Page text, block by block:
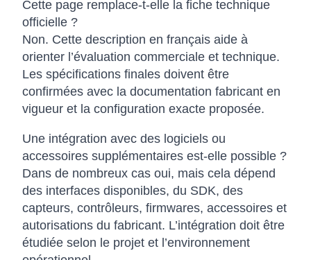
Cette page remplace-t-elle la fiche technique
officielle ?
Non. Cette description en français aide à
orienter l’évaluation commerciale et technique.
Les spécifications finales doivent être
confirmées avec la documentation fabricant en
vigueur et la configuration exacte proposée.
Une intégration avec des logiciels ou
accessoires supplémentaires est-elle possible ?
Dans de nombreux cas oui, mais cela dépend
des interfaces disponibles, du SDK, des
capteurs, contrôleurs, firmwares, accessoires et
autorisations du fabricant. L’intégration doit être
étudiée selon le projet et l’environnement